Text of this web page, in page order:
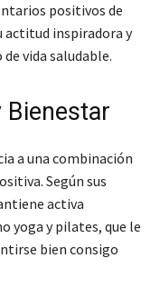
positivos de
actitud inspiradora y
vida saludable.
Bienestar
a una combinación
Según sus
activa
yoga y pilates, que le
bien consigo